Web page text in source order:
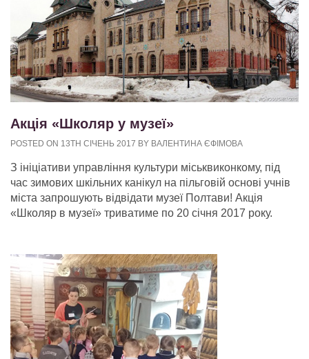
Акція «Школяр у музеї»
POSTED ON 13TH СІЧЕНЬ 2017 BY ВАЛЕНТИНА ЄФІМОВА
З ініціативи управління культури міськвиконкому, під
час зимових шкільних канікул на пільговій основі учнів
міста запрошують відвідати музеї Полтави! Акція
«Школяр в музеї» триватиме по 20 січня 2017 року.